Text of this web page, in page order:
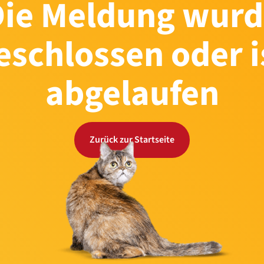
Meldung
oder
abgelaufen
Zurück zur Startseite